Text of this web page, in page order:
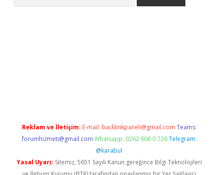
Reklam ve İletişim: E-mail: backlinkpaneli@gmail.com Teams:
forumhizmeti@gmail.com Whatsapp: 0262 606 0 726 Telegram:
@karabul
Yasal Uyarı: Sitemiz, 5651 Sayılı Kanun gereğince Bilgi Teknolojileri